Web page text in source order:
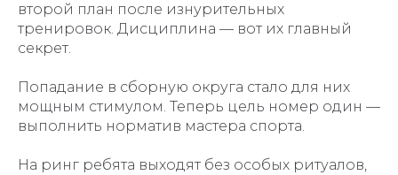
второй план после изнурительных
тренировок. Дисциплина — вот их главный
секрет.
Попадание в сборную округа стало для них
мощным стимулом. Теперь цель номер один —
выполнить норматив мастера спорта.
На ринг ребята выходят без особых ритуалов,